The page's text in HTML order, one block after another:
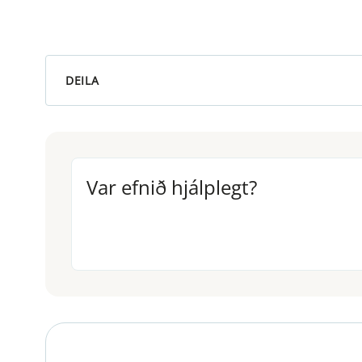
DEILA
Var efnið hjálplegt?
Var efnið hjálplegt?